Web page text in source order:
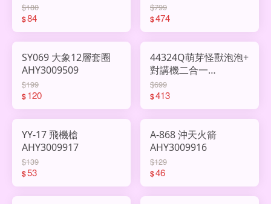
$180
$84
$799
$474
SY069 大象12層套圈
AHY3009509
$199
$120
44324Q萌芽怪獸泡泡+
對講機二合一
AHY2996893
$699
$413
YY-17 飛機槍
AHY3009917
$139
$53
A-868 沖天火箭
AHY3009916
$129
$46